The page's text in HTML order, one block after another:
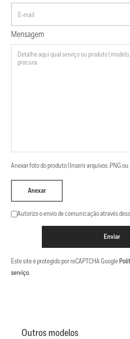
Mensagem
Anexar foto do produto (Inserir arquivos .PNG ou
Anexar
Autorizo o envio de comunicação através
Enviar
Este site é protegido por reCAPTCHA Google
serviço.
Outros modelos